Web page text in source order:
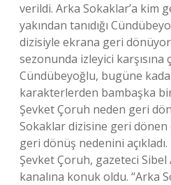
verildi. Arka Sokaklar’a kim
yakından tanıdığı
dizisiyle ekrana geri
sezonunda izleyici karşısına
Cündübeyoğlu, bugüne kadar
karakterlerden bambaşka
Şevket Çoruh neden geri
Sokaklar dizisine geri
geri dönüş nedenini
Şevket Çoruh, gazeteci Sibel
kanalına konuk oldu. “Arka